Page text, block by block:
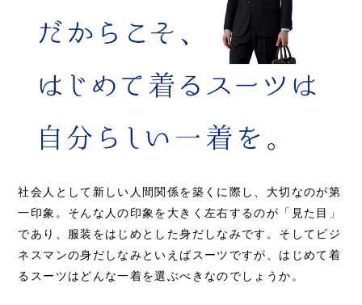
社会人として新しい人間関係を築くに際し、大切なのが第
一印象。そんな人の印象を大きく左右するのが「見た目」
であり、服装をはじめとした身だしなみです。そしてビジ
ネスマンの身だしなみといえばスーツですが、はじめて着
るスーツはどんな一着を選ぶべきなのでしょうか。